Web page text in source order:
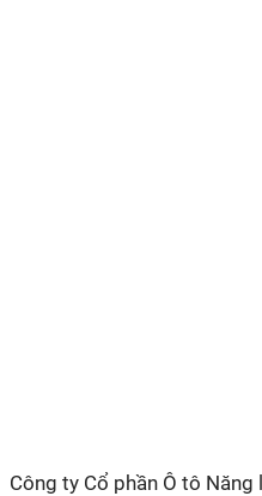
Công ty Cổ phần Ô tô